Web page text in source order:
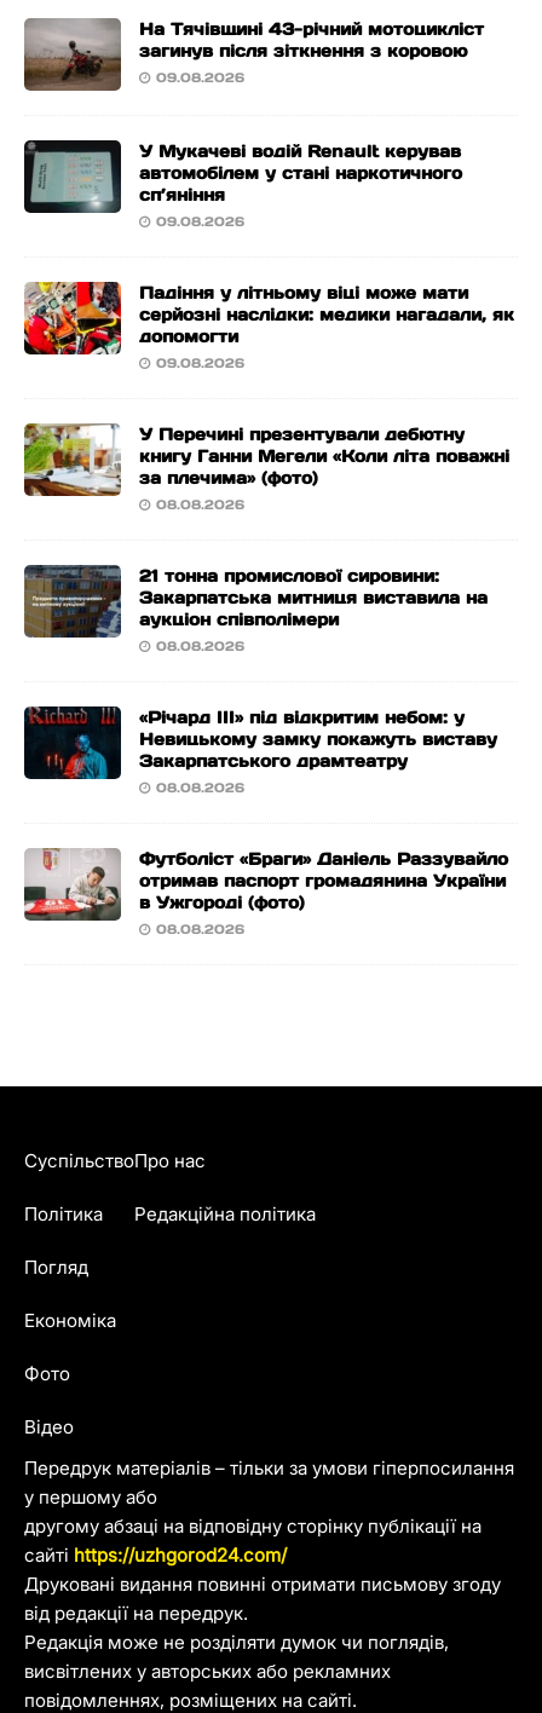
На Тячівщині 43-річний мотоцикліст
загинув після зіткнення з коровою
09.08.2026
У Мукачеві водій Renault керував
автомобілем у стані наркотичного
сп’яніння
09.08.2026
Падіння у літньому віці може мати
серйозні наслідки: медики нагадали, як
допомогти
09.08.2026
У Перечині презентували дебютну
книгу Ганни Мегели «Коли літа поважні
за плечима» (фото)
08.08.2026
21 тонна промислової сировини:
Закарпатська митниця виставила на
аукціон співполімери
08.08.2026
«Річард ІІІ» під відкритим небом: у
Невицькому замку покажуть виставу
Закарпатського драмтеатру
08.08.2026
Футболіст «Браги» Даніель Раззувайло
отримав паспорт громадянина України
в Ужгороді (фото)
08.08.2026
Передрук матеріалів – тільки за умови гіперпосилання
у першому або
другому абзаці на відповідну сторінку публікації на
сайті https://uzhgorod24.com/
Друковані видання повинні отримати письмову згоду
від редакції на передрук.
Редакція може не розділяти думок чи поглядів,
висвітлених у авторських або рекламних
повідомленнях, розміщених на сайті.
Суспільство
Політика
Погляд
Економіка
Фото
Відео
Про нас
Редакційна політика